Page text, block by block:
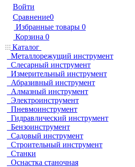
Войти
Сравнение0
Избранные товары 0
Корзина 0
Каталог
Металлорежущий инструмент
Слесарный инструмент
Измерительный инструмент
Абразивный инструмент
Алмазный инструмент
Электроинструмент
Пневмоинструмент
Гидравлический инструмент
Бензоинструмент
Садовый инструмент
Строительный инструмент
Станки
Оснастка станочная